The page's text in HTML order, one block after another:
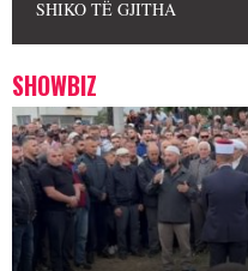
SHIKO TË GJITHA
SHOWBIZ